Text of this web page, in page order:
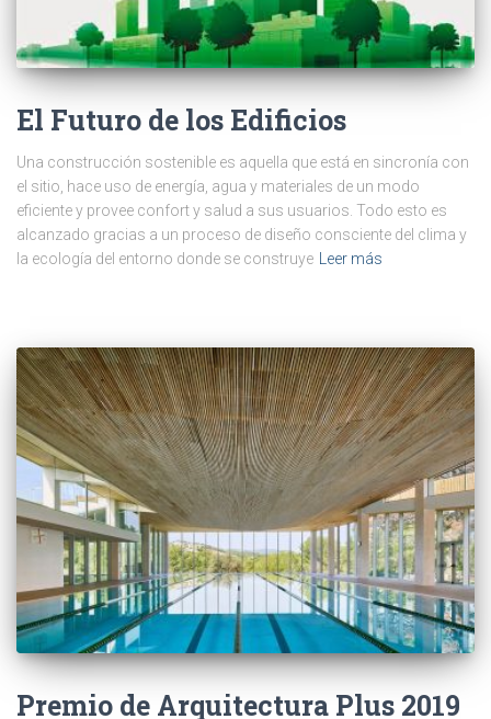
El Futuro de los Edificios
Una construcción sostenible es aquella que está en sincronía con
el sitio, hace uso de energía, agua y materiales de un modo
eficiente y provee confort y salud a sus usuarios. Todo esto es
alcanzado gracias a un proceso de diseño consciente del clima y
la ecología del entorno donde se construye
Leer más
Premio de Arquitectura Plus 2019